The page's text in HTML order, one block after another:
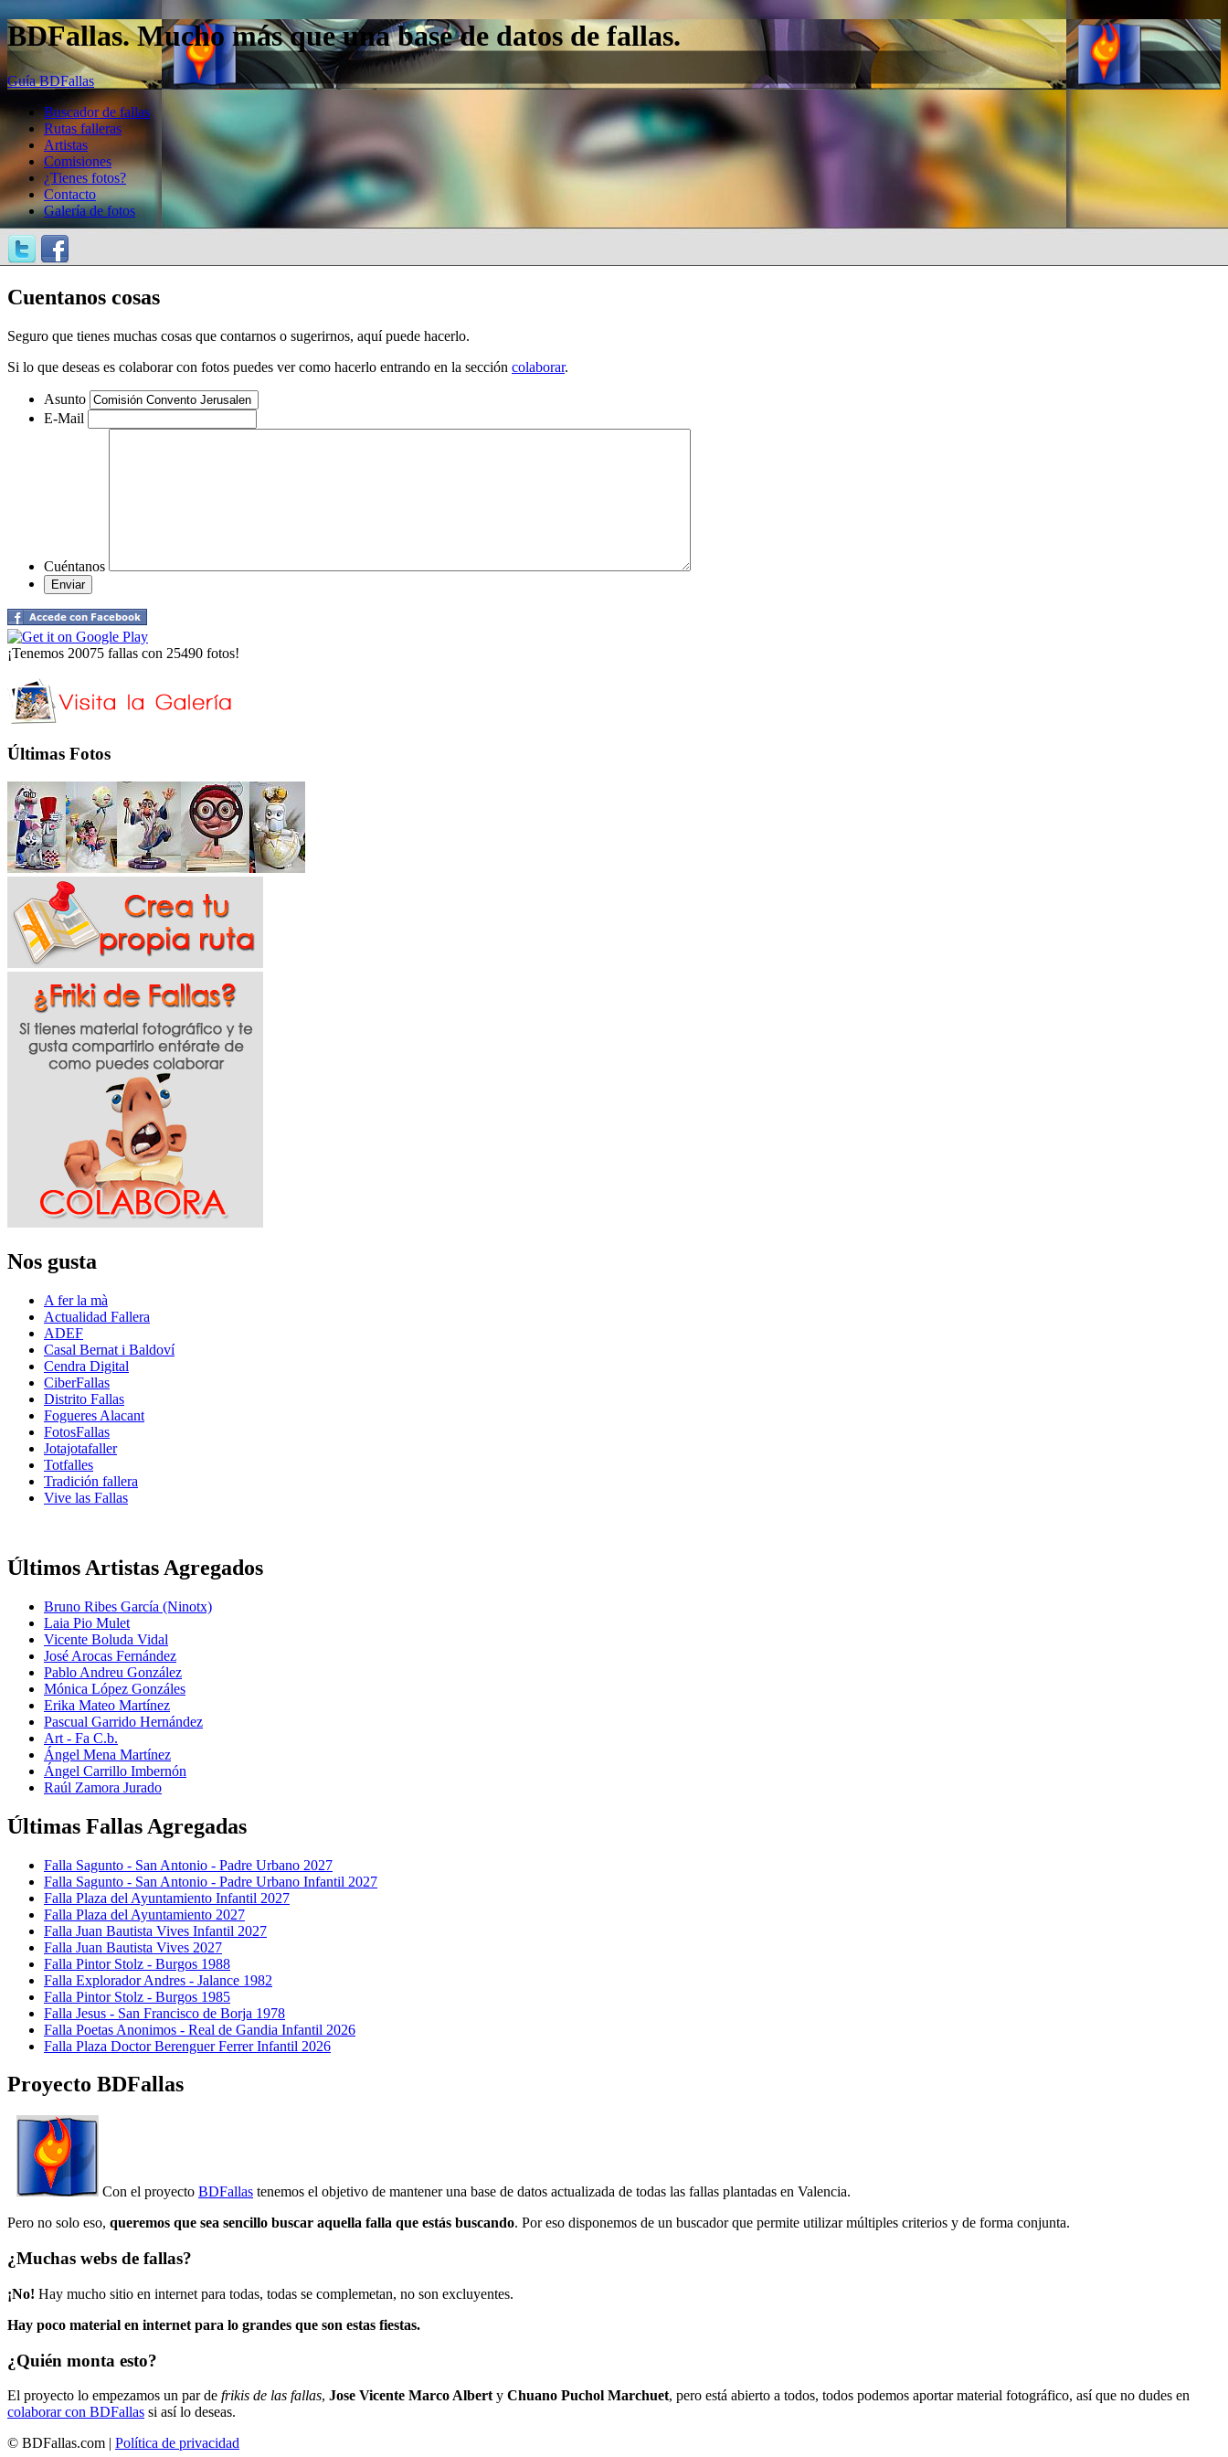
BDFallas. Mucho más que una base de datos de fallas.
Guía BDFallas
Buscador de fallas
Rutas falleras
Artistas
Comisiones
¿Tienes fotos?
Contacto
Galería de fotos
Cuentanos cosas
Seguro que tienes muchas cosas que contarnos o sugerirnos, aquí puede hacerlo.
Si lo que deseas es colaborar con fotos puedes ver como hacerlo entrando en la sección colaborar.
Asunto
E-Mail
Cuéntanos
¡Tenemos 20075 fallas con 25490 fotos!
Últimas Fotos
Nos gusta
A fer la mà
Actualidad Fallera
ADEF
Casal Bernat i Baldoví
Cendra Digital
CiberFallas
Distrito Fallas
Fogueres Alacant
FotosFallas
Jotajotafaller
Totfalles
Tradición fallera
Vive las Fallas
Últimos Artistas Agregados
Bruno Ribes García (Ninotx)
Laia Pio Mulet
Vicente Boluda Vidal
José Arocas Fernández
Pablo Andreu González
Mónica López Gonzáles
Erika Mateo Martínez
Pascual Garrido Hernández
Art - Fa C.b.
Ángel Mena Martínez
Ángel Carrillo Imbernón
Raúl Zamora Jurado
Últimas Fallas Agregadas
Falla Sagunto - San Antonio - Padre Urbano 2027
Falla Sagunto - San Antonio - Padre Urbano Infantil 2027
Falla Plaza del Ayuntamiento Infantil 2027
Falla Plaza del Ayuntamiento 2027
Falla Juan Bautista Vives Infantil 2027
Falla Juan Bautista Vives 2027
Falla Pintor Stolz - Burgos 1988
Falla Explorador Andres - Jalance 1982
Falla Pintor Stolz - Burgos 1985
Falla Jesus - San Francisco de Borja 1978
Falla Poetas Anonimos - Real de Gandia Infantil 2026
Falla Plaza Doctor Berenguer Ferrer Infantil 2026
Proyecto BDFallas
Con el proyecto BDFallas tenemos el objetivo de mantener una base de datos actualizada de todas las fallas plantadas en Valencia.
Pero no solo eso, queremos que sea sencillo buscar aquella falla que estás buscando. Por eso disponemos de un buscador que permite utilizar múltiples criterios y de forma conjunta.
¿Muchas webs de fallas?
¡No! Hay mucho sitio en internet para todas, todas se complemetan, no son excluyentes.
Hay poco material en internet para lo grandes que son estas fiestas.
¿Quién monta esto?
El proyecto lo empezamos un par de frikis de las fallas, Jose Vicente Marco Albert y Chuano Puchol Marchuet, pero está abierto a todos, todos podemos aportar material fotográfico, así que no dudes en
colaborar con BDFallas si así lo deseas.
© BDFallas.com | Política de privacidad